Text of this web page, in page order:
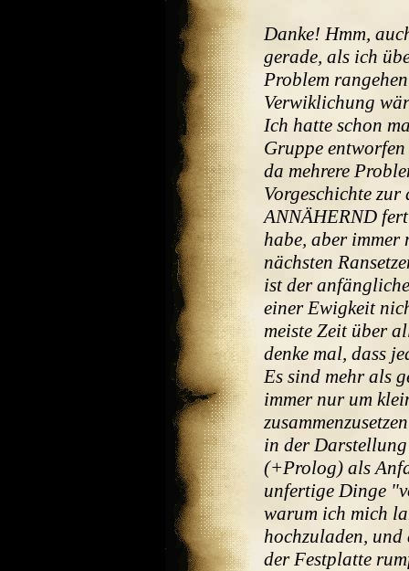
Danke! Hmm,
gerade, als ich
Problem
Verwiklichung
Ich hatte schon
Gruppe
da mehrere
Vorgeschichte
ANNÄHERND
habe, aber immer
nächsten
ist der
einer Ewigkeit
meiste Zeit über
denke mal, dass
Es sind mehr als
immer nur um
in der
(+Prolog) als
unfertige Dinge
warum ich mich
hochzuladen, und
der Festplatte